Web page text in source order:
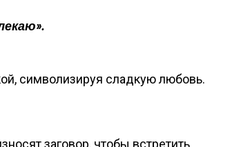
символизируя сладкую любовь.